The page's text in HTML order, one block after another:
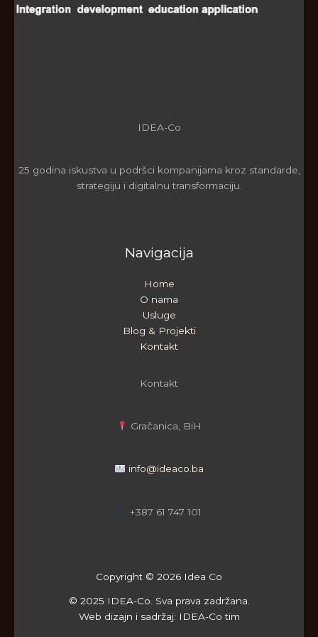
IDEA-Co
25 godina iskustva u podršci kompanijama kroz standarde,
strategiju i digitalnu transformaciju.
Navigacija
Home
O nama
Usluge
Blog & Projekti
Kontakt
Kontakt
Gračanica, BiH
info@ideaco.ba
+387 61 747 101
Copyright © 2026 Idea Co
© 2025 IDEA-Co. Sva prava zadržana.
Web dizajn i sadržaj: IDEA-Co tim